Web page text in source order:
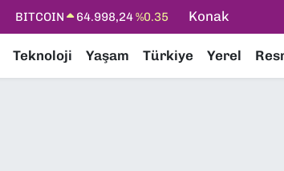
DOLAR 47,7436%0.18
STERLİN
64,4811%0.38
Konak
Teknoloji Yaşam Türkiye Yerel